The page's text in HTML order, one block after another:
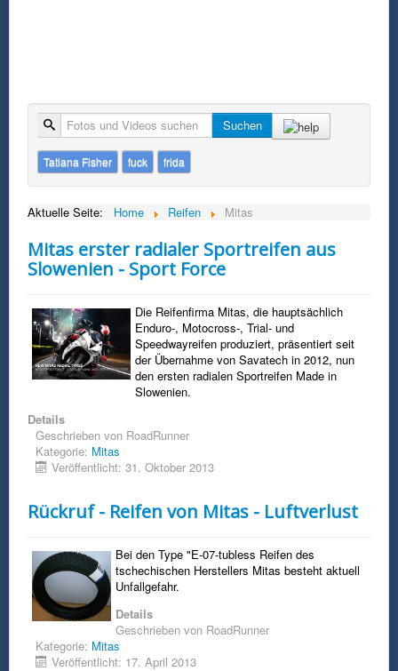
Suche Suchen
Tatiana Fisher fuck frida
Aktuelle Seite: Home Reifen Mitas
Mitas erster radialer Sportreifen aus
Slowenien - Sport Force
Die Reifenfirma Mitas, die hauptsächlich
Enduro-, Motocross-, Trial- und
Speedwayreifen produziert, präsentiert seit
der Übernahme von Savatech in 2012, nun
den ersten radialen Sportreifen Made in
Slowenien.
Details
Geschrieben von RoadRunner
Kategorie: Mitas
Veröffentlicht: 31. Oktober 2013
Rückruf - Reifen von Mitas - Luftverlust
Bei den Type "E-07-tubless Reifen des
tschechischen Herstellers Mitas besteht aktuell
Unfallgefahr.
Details
Geschrieben von RoadRunner
Kategorie: Mitas
Veröffentlicht: 17. April 2013